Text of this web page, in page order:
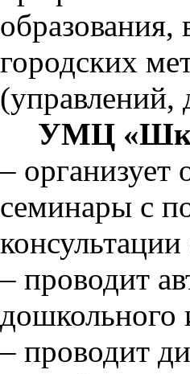
городских
(управлений,
УМЦ
–
семинары с
консультации
– проводит
дошкольного
– проводит